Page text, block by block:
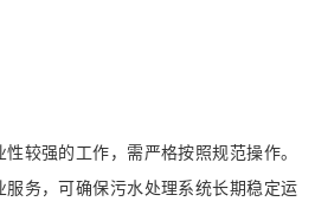
较强的工作，需严格按照规范操作。
务，可确保污水处理系统长期稳定运